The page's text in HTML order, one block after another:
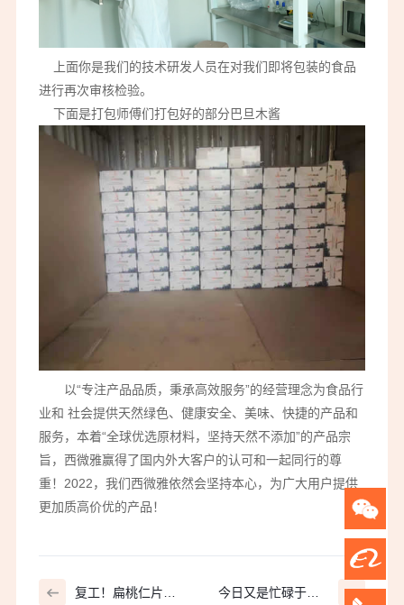
上面你是我们的技术研发人员在对我们即将包装的食品
进行再次审核检验。
下面是打包师傅们打包好的部分巴旦木酱
以“专注产品品质，秉承高效服务”的经营理念为食品行
业和 社会提供天然绿色、健康安全、美味、快捷的产品和
服务，本着“全球优选原材料，坚持天然不添加”的产品宗
旨，西微雅赢得了国内外大客户的认可和一起同行的尊
重！2022，我们西微雅依然会坚持本心，为广大用户提供
更加质高价优的产品！
复工！扁桃仁片大
今日又是忙碌于发